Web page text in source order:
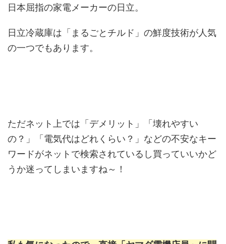
日本屈指の家電メーカーの日立。
日立冷蔵庫は「まるごとチルド」の鮮度技術が人気
の一つでもあります。
ただネット上では「デメリット」「壊れやすい
の？」「電気代はどれくらい？」などの不安なキー
ワードがネットで検索されているし買っていいかど
うか迷ってしまいますね～！